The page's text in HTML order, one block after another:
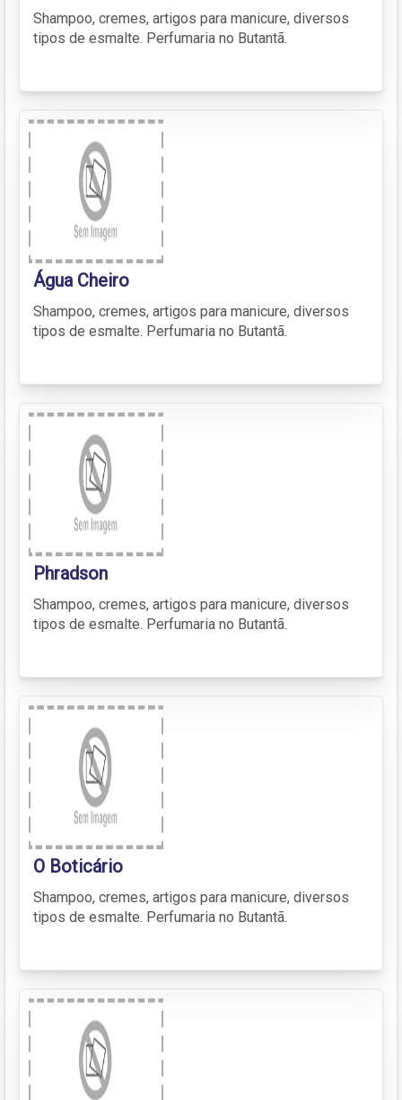
Shampoo, cremes, artigos para manicure, diversos
tipos de esmalte. Perfumaria no Butantã.
Água Cheiro
Shampoo, cremes, artigos para manicure, diversos
tipos de esmalte. Perfumaria no Butantã.
Phradson
Shampoo, cremes, artigos para manicure, diversos
tipos de esmalte. Perfumaria no Butantã.
O Boticário
Shampoo, cremes, artigos para manicure, diversos
tipos de esmalte. Perfumaria no Butantã.